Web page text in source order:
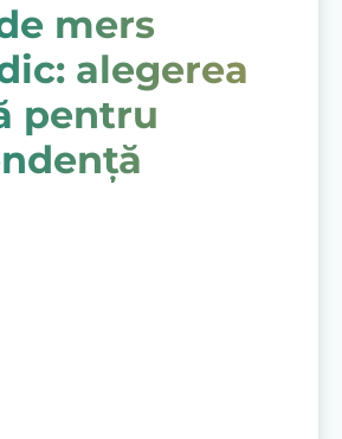
mers
alegerea
pentru